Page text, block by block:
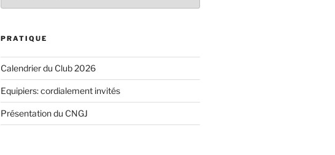
PRATIQUE
Calendrier du Club 2026
Equipiers: cordialement invités
Présentation du CNGJ